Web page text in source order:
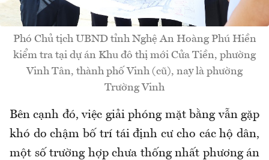
Phó Chủ tịch UBND tỉnh Nghệ An Hoàng Phú Hiền
kiểm tra tại dự án Khu đô thị mới Cửa Tiền, phường
Vinh Tân, thành phố Vinh (cũ), nay là phường
Trường Vinh
Bên cạnh đó, việc giải phóng mặt bằng vẫn gặp
khó do chậm bố trí tái định cư cho các hộ dân,
một số trường hợp chưa thống nhất phương án